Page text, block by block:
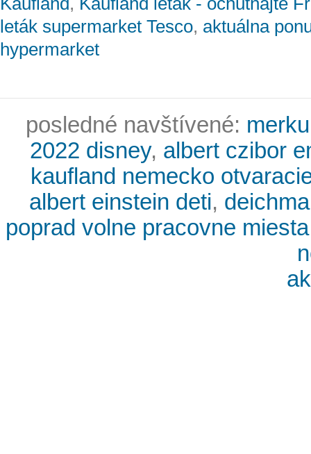
leták supermarket Tesco, aktuálna
hypermarket
posledné navštívené:
2022 disney, albert czibor
kaufland nemecko
albert einstein deti,
poprad volne pracovne miesta